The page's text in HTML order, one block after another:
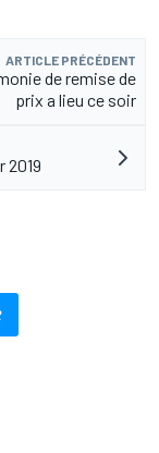
ARTICLE PRÉCÉDENT
de remise de
prix a lieu ce soir
2019